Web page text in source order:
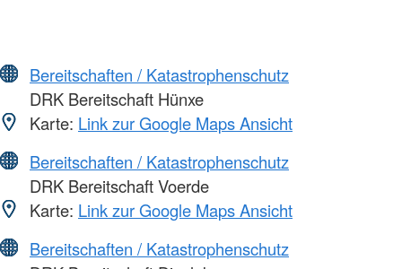
Bereitschaften / Katastrophenschutz
DRK Bereitschaft Hünxe
Karte: Link zur Google Maps Ansicht
Bereitschaften / Katastrophenschutz
DRK Bereitschaft Voerde
Karte: Link zur Google Maps Ansicht
Bereitschaften / Katastrophenschutz